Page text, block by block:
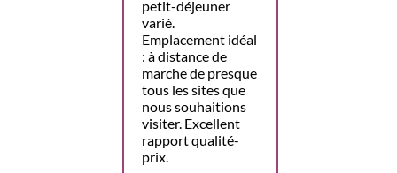
petit-déjeuner
varié.
Emplacement idéal
: à distance de
marche de presque
tous les sites que
nous souhaitions
visiter. Excellent
rapport qualité-
prix.